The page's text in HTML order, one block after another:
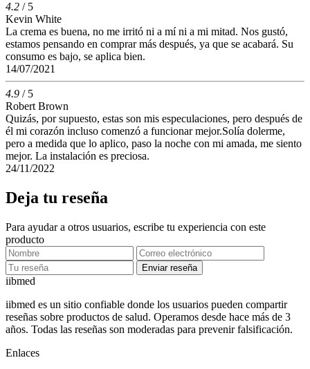
4.2 / 5
Kevin White
La crema es buena, no me irritó ni a mí ni a mi mitad. Nos gustó,
estamos pensando en comprar más después, ya que se acabará. Su
consumo es bajo, se aplica bien.
14/07/2021
4.9 / 5
Robert Brown
Quizás, por supuesto, estas son mis especulaciones, pero después de
él mi corazón incluso comenzó a funcionar mejor.Solía ​​dolerme,
pero a medida que lo aplico, paso la noche con mi amada, me siento
mejor. La instalación es preciosa.
24/11/2022
Deja tu reseña
Para ayudar a otros usuarios, escribe tu experiencia con este
producto
Enviar reseña
iibmed
iibmed es un sitio confiable donde los usuarios pueden compartir
reseñas sobre productos de salud. Operamos desde hace más de 3
años. Todas las reseñas son moderadas para prevenir falsificación.
Enlaces